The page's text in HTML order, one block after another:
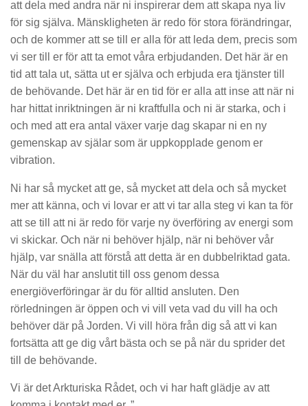
att dela med andra när ni inspirerar dem att skapa nya liv
för sig själva. Mänskligheten är redo för stora förändringar,
och de kommer att se till er alla för att leda dem, precis som
vi ser till er för att ta emot våra erbjudanden. Det här är en
tid att tala ut, sätta ut er själva och erbjuda era tjänster till
de behövande. Det här är en tid för er alla att inse att när ni
har hittat inriktningen är ni kraftfulla och ni är starka, och i
och med att era antal växer varje dag skapar ni en ny
gemenskap av själar som är uppkopplade genom er
vibration.
Ni har så mycket att ge, så mycket att dela och så mycket
mer att känna, och vi lovar er att vi tar alla steg vi kan ta för
att se till att ni är redo för varje ny överföring av energi som
vi skickar. Och när ni behöver hjälp, när ni behöver vår
hjälp, var snälla att förstå att detta är en dubbelriktad gata.
När du väl har anslutit till oss genom dessa
energiöverföringar är du för alltid ansluten. Den
rörledningen är öppen och vi vill veta vad du vill ha och
behöver där på Jorden. Vi vill höra från dig så att vi kan
fortsätta att ge dig vårt bästa och se på när du sprider det
till de behövande.
Vi är det Arkturiska Rådet, och vi har haft glädje av att